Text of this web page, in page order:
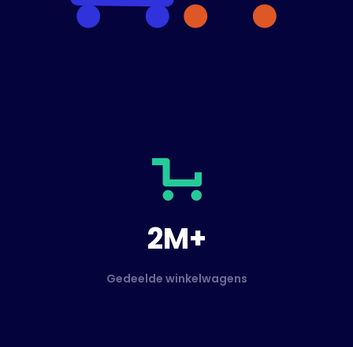
2M+
Gedeelde winkelwagens